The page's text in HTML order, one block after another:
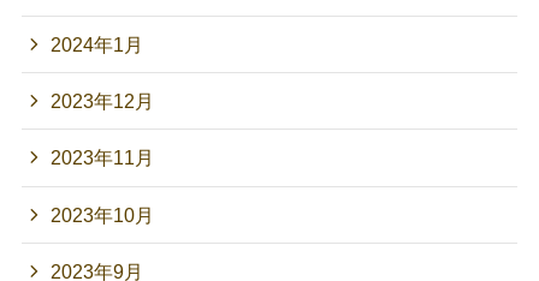
2024年1月
2023年12月
2023年11月
2023年10月
2023年9月